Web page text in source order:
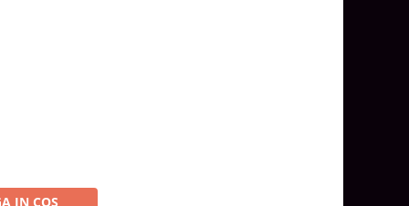
IN COS